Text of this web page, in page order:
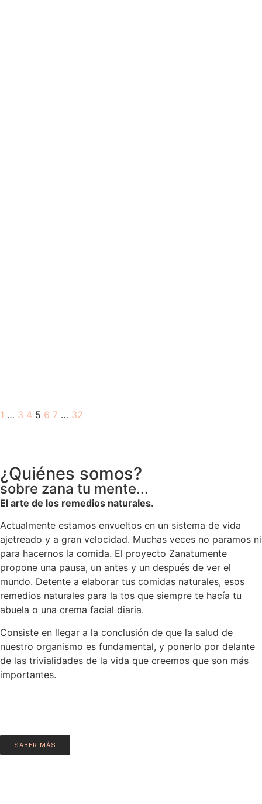
1 … 3 4 5 6 7 … 32
¿Quiénes somos?
sobre zana tu mente...
El arte de los remedios naturales.
Actualmente estamos envueltos en un sistema de vida
ajetreado y a gran velocidad. Muchas veces no paramos ni
para hacernos la comida. El proyecto Zanatumente
propone una pausa, un antes y un después de ver el
mundo. Detente a elaborar tus comidas naturales, esos
remedios naturales para la tos que siempre te hacía tu
abuela o una crema facial diaria.
Consiste en llegar a la conclusión de que la salud de
nuestro organismo es fundamental, y ponerlo por delante
de las trivialidades de la vida que creemos que son más
importantes.
SABER MÁS